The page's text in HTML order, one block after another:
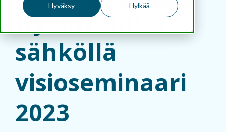
Hyväksy Hylkää
Hyvinvointia
sähköllä
visioseminaari
2023